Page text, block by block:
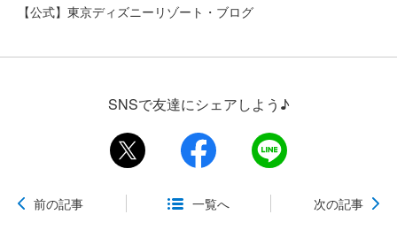
【公式】東京ディズニーリゾート・ブログ
SNSで友達にシェアしよう♪
前の記事 一覧へ 次の記事